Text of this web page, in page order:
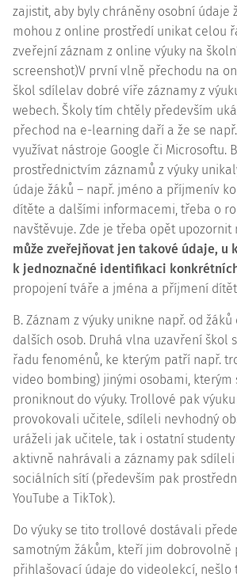
zajistit, aby byly chráněny osobní údaje
mohou z online prostředí unikat celou
zveřejní záznam z online výuky na
screenshot)V první vlně přechodu na
škol sdílelav dobré víře záznamy z
webech. Školy tím chtěly především
přechod na e-learning daří a že se
využívat nástroje Google či Microsoftu.
prostřednictvím záznamů z výuky
údaje žáků – např. jméno a příjmenív
dítěte a dalšími informacemi, třeba o
navštěvuje. Zde je třeba opět upozornit
může zveřejňovat jen takové údaje, u
k jednoznačné identifikaci
propojení tváře a jména a příjmení
B. Záznam z výuky unikne např. od
dalších osob. Druhá vlna uzavření škol
řadu fenoménů, ke kterým patří např.
video bombing) jinými osobami, kterým
proniknout do výuky. Trollové pak
provokovali učitele, sdíleli nevhodný
uráželi jak učitele, tak i ostatní studenty
aktivně nahrávali a záznamy pak
sociálních sítí (především pak
YouTube a TikTok).
Do výuky se tito trollové dostávali
samotným žákům, kteří jim dobrovolně
přihlašovací údaje do videolekcí, nešlo